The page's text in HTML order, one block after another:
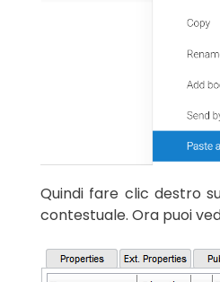
Quindi fare clic destro
contestuale. Ora puoi